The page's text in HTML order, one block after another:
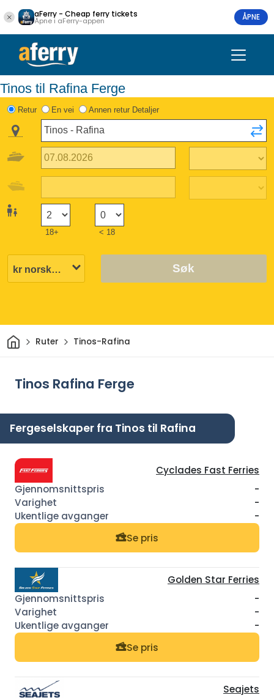
aFerry - Cheap ferry tickets
Åpne i aFerry-appen ÅPNE
Tinos til Rafina Ferge
Retur En vei Annen retur Detaljer
18+ < 18
Søk
HjemRuter Tinos-Rafina
Tinos Rafina Ferge
Fergeselskaper fra Tinos til Rafina
Cyclades Fast Ferries
-
-
-
Se pris
Golden Star Ferries
-
-
-
Se pris
Seajets